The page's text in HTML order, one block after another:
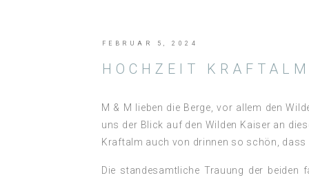
FEBRUAR 5, 2024
HOCHZEIT KRAFTALM
M & M lieben die Berge, vor allem den
uns der Blick auf den Wilden Kaiser an
Kraftalm auch von drinnen so schön, dass
Die standesamtliche Trauung der